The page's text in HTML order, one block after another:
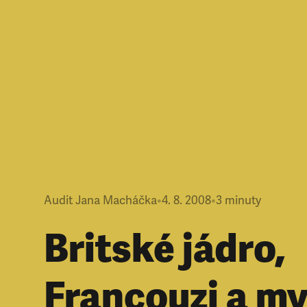
Audit Jana Macháčka•4. 8. 2008•3 minuty
Britské jádro,
Francouzi a